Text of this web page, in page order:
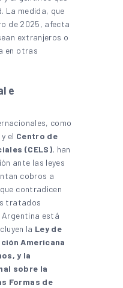
La medida, que
de 2025, afecta
extranjeros o
en otras
e
como
y el Centro de
(CELS), han
ante las leyes
cobros a
contradicen
tratados
Argentina está
la Ley de
Americana
y la
sobre la
Formas de